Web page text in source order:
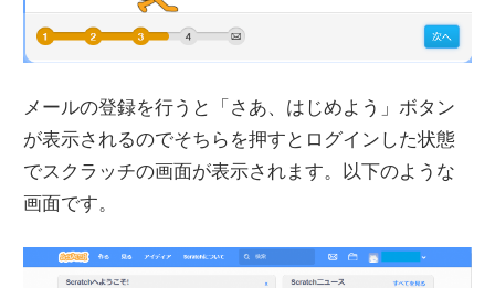
メールの登録を行うと「さあ、はじめよう」ボタン
が表示されるのでそちらを押すとログインした状態
でスクラッチの画面が表示されます。以下のような
画面です。